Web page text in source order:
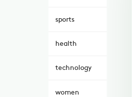
sports
health
technology
women